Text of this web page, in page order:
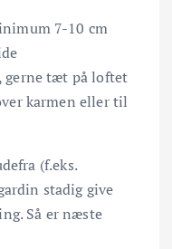
7-10 cm
gerne tæt på loftet
karmen eller til
(f.eks.
stadig give
Så er næste